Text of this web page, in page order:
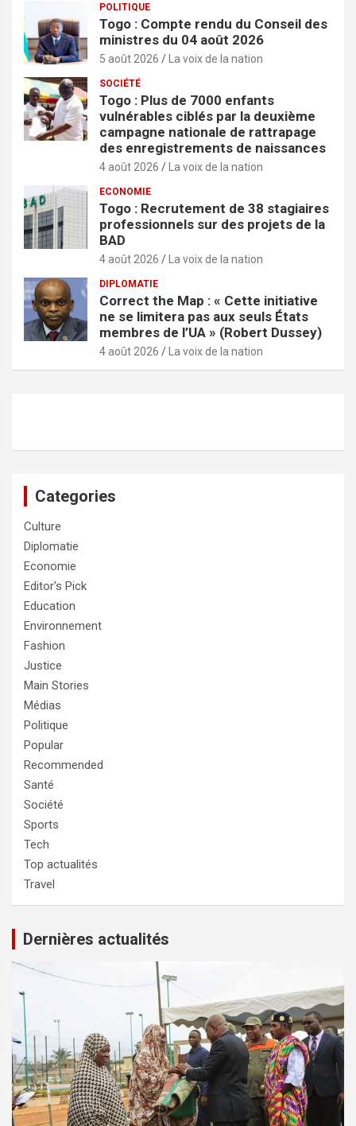
POLITIQUE
Togo : Compte rendu du Conseil des
ministres du 04 août 2026
5 août 2026 La voix de la nation
SOCIÉTÉ
Togo : Plus de 7000 enfants
vulnérables ciblés par la deuxième
campagne nationale de rattrapage
des enregistrements de naissances
4 août 2026 La voix de la nation
ECONOMIE
Togo : Recrutement de 38 stagiaires
professionnels sur des projets de la
BAD
4 août 2026 La voix de la nation
DIPLOMATIE
Correct the Map : « Cette initiative
ne se limitera pas aux seuls États
membres de l’UA » (Robert Dussey)
4 août 2026 La voix de la nation
Categories
Culture
Diplomatie
Economie
Editor's Pick
Education
Environnement
Fashion
Justice
Main Stories
Médias
Politique
Popular
Recommended
Santé
Société
Sports
Tech
Top actualités
Travel
Dernières actualités